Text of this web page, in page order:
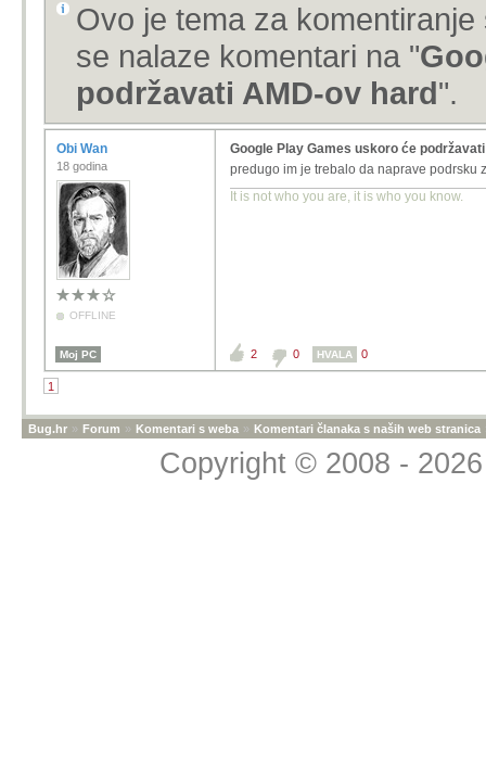
Ovo je tema za
se nalaze komentari na "
podržavati AMD-ov hard".
Obi Wan
18 godina
OFFLINE
Google Play Games uskoro će
predugo im je trebalo da naprave podrsku
It is not who you are, it is who you know.
Moj PC 2 0 HVALA 0
1
Bug.hr » Forum » Komentari s weba » Komentari članaka s naših web stranica
Copyright © 2008 -